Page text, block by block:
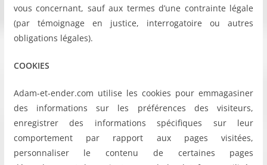
vous concernant, sauf aux termes d’une contrainte légale
(par témoignage en justice, interrogatoire ou autres
obligations légales).
COOKIES
Adam-et-ender.com utilise les cookies pour emmagasiner
des informations sur les préférences des visiteurs,
enregistrer des informations spécifiques sur leur
comportement par rapport aux pages visitées,
personnaliser le contenu de certaines pages